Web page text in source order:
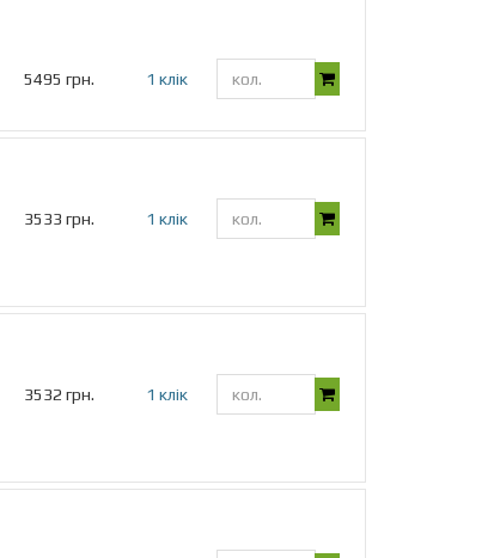
5495 грн. 1 клік
3533 грн. 1 клік
3532 грн. 1 клік